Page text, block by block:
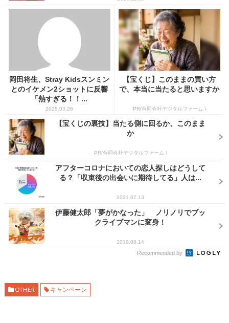
岡田将生、Stray Kidsスンミン
とのイケメン2ショットに反響
「熱すぎる！！...
2025.03.26
【宝くじ】このままの買い方
で、本当に当たると思いますか
PR(合同会社デジタルファーム )
【宝くじの裏技】当たる側に回るか、このまま
か
PR(合同会社デジタルファーム )
アフターコロナにおいての恋人探しはどうして
る？「収束後の出会いに期待してる」人は...
2021.07.13
伊藤健太郎「夢がかなった」 ノリノリでブッ
クライブマンに変身！
2019.08.14
Recommended by
OTHER キャンペーン